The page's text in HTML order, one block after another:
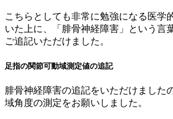
こちらとしても非常に勉強になる医学
いた上に、「腓骨神経障害」という言
ご追記いただけました。
足指の関節可動域測定値の追記
腓骨神経障害の追記をいただけました
域角度の測定をお願いしました。